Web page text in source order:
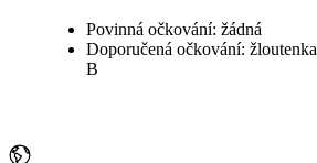
Povinná očkování: žádná
Doporučená očkování:
B